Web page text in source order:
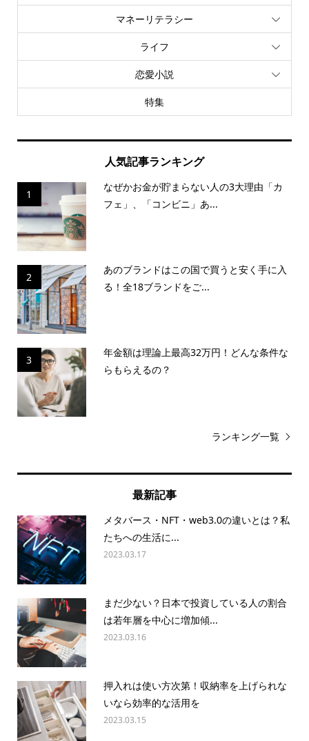
マネーリテラシー
ライフ
恋愛小説
特集
人気記事ランキング
1
なぜかお金が貯まらない人の3大理由「カ
フェ」、「コンビニ」あ...
2
あのブランドはこの国で買うと安く手に入
る！全18ブランドをご...
3
年金額は理論上最高32万円！どんな条件な
らもらえるの？
ランキング一覧
最新記事
メタバース・NFT・web3.0の違いとは？私
たちへの生活に...
2023.03.17
まだ少ない？日本で投資している人の割合
は若年層を中心に増加傾...
2023.03.16
押入れは使い方次第！収納率を上げられな
いなら効率的な活用を
2023.03.15